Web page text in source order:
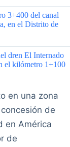
3+400 del canal
en el Distrito de
dren El Internado
el kilómetro 1+100
en una zona
de
en América
de